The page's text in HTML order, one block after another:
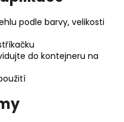
podle barvy, velikosti
do kontejneru na